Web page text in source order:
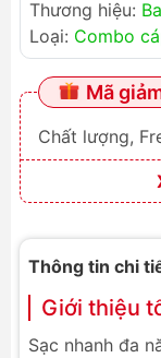
Thương hiệu:
Loại: Combo
Mã
Chất lượng,
Thông tin chi
Giới thiệu
Sạc nhanh đa